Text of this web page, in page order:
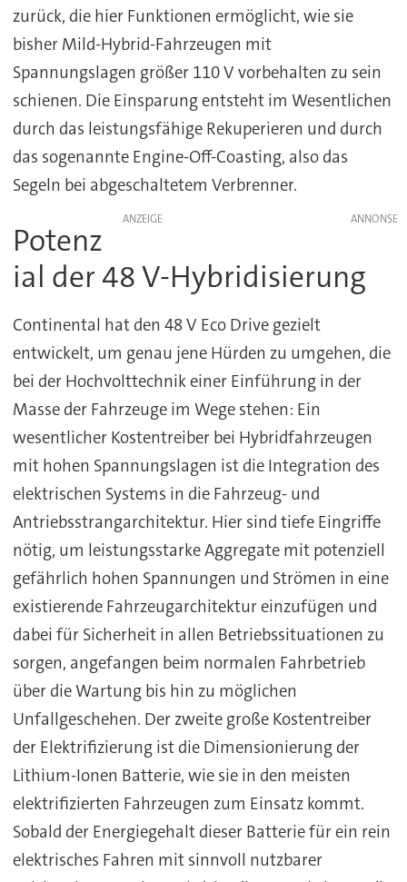
zurück, die hier Funktionen ermöglicht, wie sie
bisher Mild-Hybrid-Fahrzeugen mit
Spannungslagen größer 110 V vorbehalten zu sein
schienen. Die Einsparung entsteht im Wesentlichen
durch das leistungsfähige Rekuperieren und durch
das sogenannte Engine-Off-Coasting, also das
Segeln bei abgeschaltetem Verbrenner.
ANZEIGE
Potenz
ial der 48 V-Hybridisierung
Continental hat den 48 V Eco Drive gezielt
entwickelt, um genau jene Hürden zu umgehen, die
bei der Hochvolttechnik einer Einführung in der
Masse der Fahrzeuge im Wege stehen: Ein
wesentlicher Kostentreiber bei Hybridfahrzeugen
mit hohen Spannungslagen ist die Integration des
elektrischen Systems in die Fahrzeug- und
Antriebsstrangarchitektur. Hier sind tiefe Eingriffe
nötig, um leistungsstarke Aggregate mit potenziell
gefährlich hohen Spannungen und Strömen in eine
existierende Fahrzeugarchitektur einzufügen und
dabei für Sicherheit in allen Betriebssituationen zu
sorgen, angefangen beim normalen Fahrbetrieb
über die Wartung bis hin zu möglichen
Unfallgeschehen. Der zweite große Kostentreiber
der Elektrifizierung ist die Dimensionierung der
Lithium-Ionen Batterie, wie sie in den meisten
elektrifizierten Fahrzeugen zum Einsatz kommt.
Sobald der Energiegehalt dieser Batterie für ein rein
elektrisches Fahren mit sinnvoll nutzbarer